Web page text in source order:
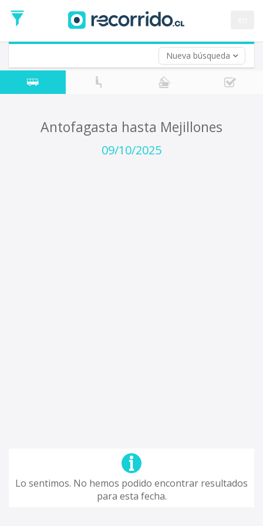
Nueva búsqueda
de
Ida
Vuelta (opcional)
Fecha
de
Antofagasta hasta Mejillones
09/10/2025
Lo sentimos. No hemos podido encontrar resultados
para esta fecha.